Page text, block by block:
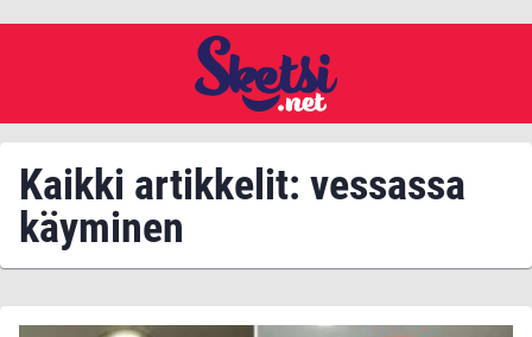
Kaikki artikkelit: vessassa
käyminen